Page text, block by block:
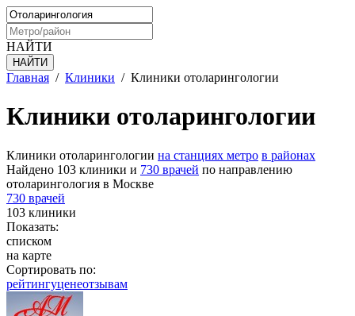
НАЙТИ
Главная / Клиники / Клиники отоларингологии
Клиники отоларингологии
Клиники отоларингологии на станциях метро в районах
Найдено 103 клиники и 730 врачей по направлению
отоларингология в Москве
730 врачей
103 клиники
Показать:
списком
на карте
Сортировать по:
рейтингуценеотзывам